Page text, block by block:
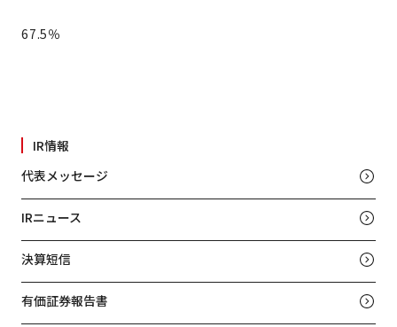
67.5％
IR情報
代表メッセージ
IRニュース
決算短信
有価証券報告書